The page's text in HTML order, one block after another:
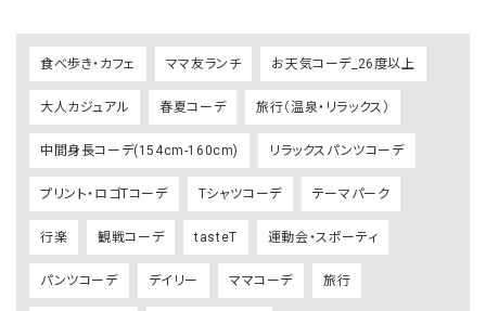
食べ歩き・カフェ ママ友ランチ お天気コーデ_26度以上
大人カジュアル 春夏コーデ 旅行（温泉・リラックス）
中間身長コーデ(154cm-160cm) リラックスパンツコーデ
プリント・ロゴTコーデ Tシャツコーデ テーマパーク
行楽 観戦コーデ tasteT 運動会・スポーティ
パンツコーデ デイリー ママコーデ 旅行